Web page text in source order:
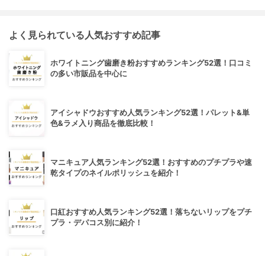
よく見られている人気おすすめ記事
ホワイトニング歯磨き粉おすすめランキング52選！口コミ
の多い市販品を中心に
アイシャドウおすすめ人気ランキング52選！パレット&単
色&ラメ入り商品を徹底比較！
マニキュア人気ランキング52選！おすすめのプチプラや速
乾タイプのネイルポリッシュを紹介！
口紅おすすめ人気ランキング52選！落ちないリップをプチ
プラ・デパコス別に紹介！